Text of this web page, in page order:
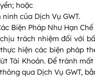
hoặc
của Dịch Vụ GWT.
Biện Pháp Như Hạn Chế
trách nhiệm đối với
hiện các biện pháp
Tài Khoản. Để tránh
qua Dịch Vụ GWT,